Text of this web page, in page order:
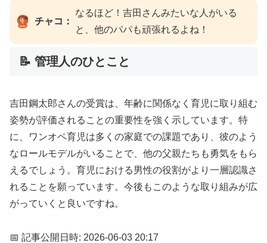
チャコ：
なるほど！吉田さんみたいな人がいる
と、他のパパも頑張れるよね！
📝 管理人のひとこと
吉田鋼太郎さんの受賞は、年齢に関係なく育児に取り組む
姿勢が評価されることの重要性を強く示しています。特
に、ワンオペ育児は多くの家庭での課題であり、彼のよう
なロールモデルがいることで、他の父親たちも勇気をもら
えるでしょう。育児における男性の役割がより一層認識さ
れることを願っています。今後もこのような取り組みが広
がっていくと良いですね。
📅 記事公開日時: 2026-06-03 20:17